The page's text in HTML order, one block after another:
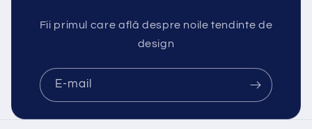
Fii primul care află despre noile tendinte de
design
E-mail